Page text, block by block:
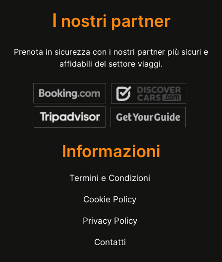
I nostri partner
Prenota in sicurezza con i nostri partner più sicuri e
affidabili del settore viaggi.
Informazioni
Termini e Condizioni
Cookie Policy
Privacy Policy
Contatti